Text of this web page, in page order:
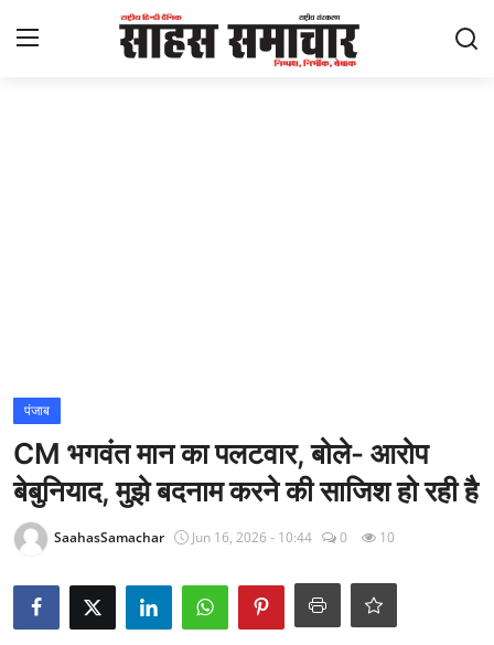
राज्य
अंतराष्ट्रीय
राजनीति
Epaper
पंजाब
CM भगवंत मान का पलटवार, बोले- आरोप
बेबुनियाद, मुझे बदनाम करने की साजिश हो रही है
SaahasSamachar Jun 16, 2026 - 10:44 0 10